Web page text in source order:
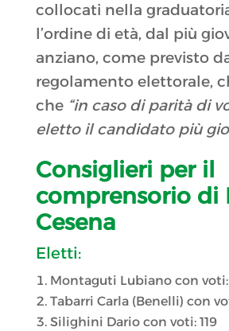
collocati nella
l’ordine di età, dal più
anziano, come previsto
regolamento elettorale,
che “in caso di parità di
eletto il candidato più
Consiglieri per il
comprensorio di
Cesena
Eletti:
Montaguti Lubiano con voti:
Tabarri Carla (Benelli) con
Silighini Dario con voti: 119